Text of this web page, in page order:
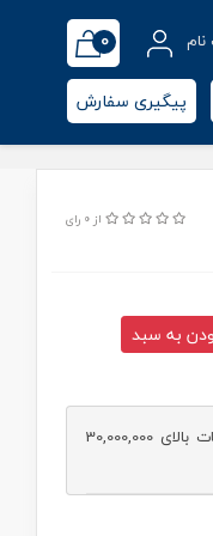
0
پیگیری سفارش
از 0 رای
به سبد
ارسال رایگان سفارشات بالای 30,000,000